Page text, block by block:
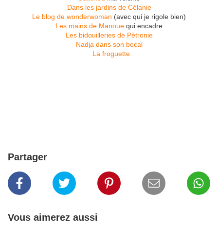
Dans les jardins de Célanie
Le blog de wonderwoman (avec qui je rigole bien)
Les mains de Manoue qui encadre
Les bidouilleries de Pétronie
Nadja dans son bocal
La froguette
Partager
Vous aimerez aussi